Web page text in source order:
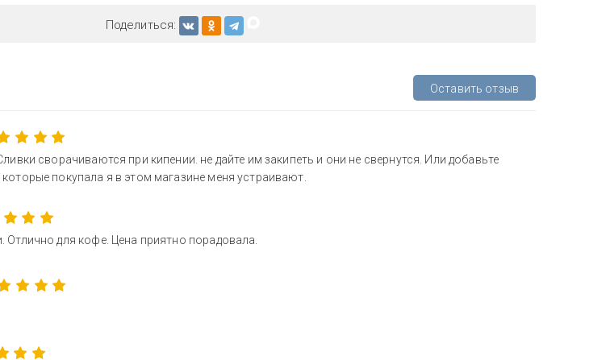
Поделиться:
Оставить отзыв
сворачиваются при кипении. не дайте им закипеть и они не свернутся. Или добавьте
покупала я в этом магазине меня устраивают.
Отлично для кофе. Цена приятно порадовала.